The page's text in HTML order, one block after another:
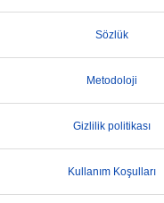
Sözlük
Metodoloji
Gizlilik politikası
Kullanım Koşulları